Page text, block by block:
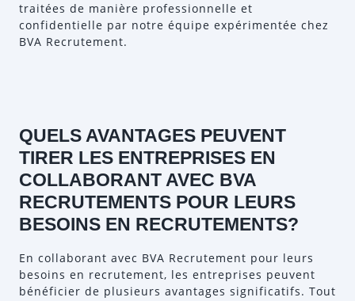
traitées de manière professionnelle et
confidentielle par notre équipe expérimentée chez
BVA Recrutement.
QUELS AVANTAGES PEUVENT
TIRER LES ENTREPRISES EN
COLLABORANT AVEC BVA
RECRUTEMENTS POUR LEURS
BESOINS EN RECRUTEMENTS?
En collaborant avec BVA Recrutement pour leurs
besoins en recrutement, les entreprises peuvent
bénéficier de plusieurs avantages significatifs. Tout